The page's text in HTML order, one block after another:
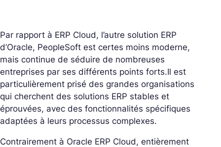
Par rapport à ERP Cloud, l’autre solution ERP
d’Oracle, PeopleSoft est certes moins moderne,
mais continue de séduire de nombreuses
entreprises par ses différents points forts.Il est
particulièrement prisé des grandes organisations
qui cherchent des solutions ERP stables et
éprouvées, avec des fonctionnalités spécifiques
adaptées à leurs processus complexes.
Contrairement à Oracle ERP Cloud, entièrement